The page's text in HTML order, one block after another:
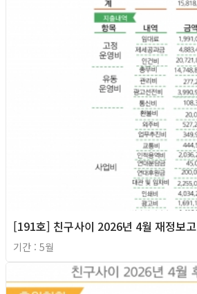
[191호] 친구사이 2026년 4월 재정보고
기간 : 5월